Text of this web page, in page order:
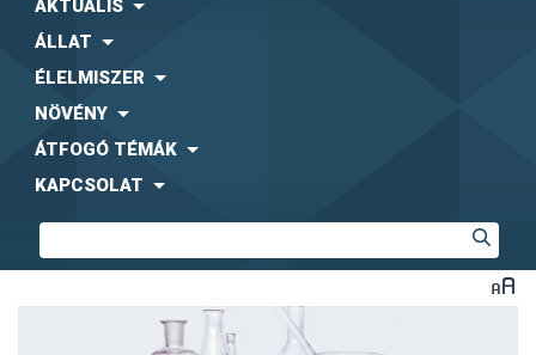
AKTUÁLIS
ÁLLAT
ÉLELMISZER
NÖVÉNY
ÁTFOGÓ TÉMÁK
KAPCSOLAT